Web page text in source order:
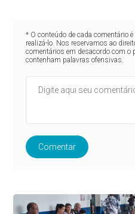
* O conteúdo de cada comentário
realizá-lo. Nos reservamos ao
comentários em desacordo com o
contenham palavras ofensivas.
Comentar